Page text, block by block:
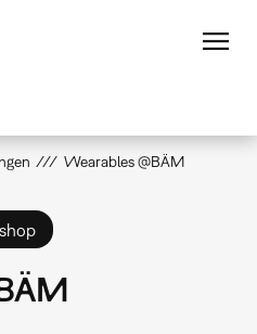
Wearables @BÄM